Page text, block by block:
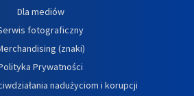
Dla mediów
fotograficzny
(znaki)
Prywatności
nadużyciom i korupcji